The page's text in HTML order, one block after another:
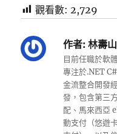
觀看數: 2,729
作者: 林壽山
目前任職於軟
專注於.NET
金流整合開發
發，包含第三
配、馬來西亞
動支付（悠遊